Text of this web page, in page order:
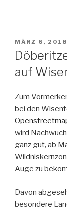
AM
MÄRZ 6, 2018
auf
Zum
bei den
wird
ganz gut, ab
Auge zu
Davon
besondere